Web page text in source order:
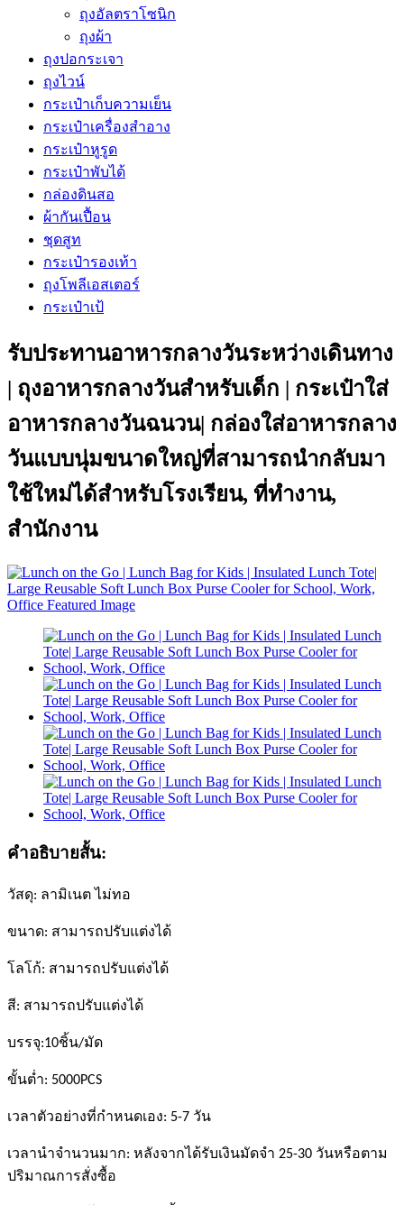
ถุงอัลตราโซนิก
ถุงผ้า
ถุงปอกระเจา
ถุงไวน์
กระเป๋าเก็บความเย็น
กระเป๋าเครื่องสำอาง
กระเป๋าหูรูด
กระเป๋าพับได้
กล่องดินสอ
ผ้ากันเปื้อน
ชุดสูท
กระเป๋ารองเท้า
ถุงโพลีเอสเตอร์
กระเป๋าเป้
รับประทานอาหารกลางวันระหว่างเดินทาง
| ถุงอาหารกลางวันสำหรับเด็ก | กระเป๋าใส่
อาหารกลางวันฉนวน| กล่องใส่อาหารกลาง
วันแบบนุ่มขนาดใหญ่ที่สามารถนำกลับมา
ใช้ใหม่ได้สำหรับโรงเรียน, ที่ทำงาน,
สำนักงาน
คำอธิบายสั้น:
วัสดุ: ลามิเนต ไม่ทอ
ขนาด: สามารถปรับแต่งได้
โลโก้: สามารถปรับแต่งได้
สี: สามารถปรับแต่งได้
บรรจุ:10ชิ้น/มัด
ขั้นต่ำ: 5000PCS
เวลาตัวอย่างที่กำหนดเอง: 5-7 วัน
เวลานำจำนวนมาก: หลังจากได้รับเงินมัดจำ 25-30 วันหรือตาม
ปริมาณการสั่งซื้อ